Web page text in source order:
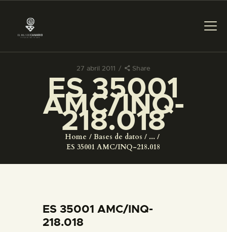
27 abril 2011 Share
ES 35001
AMC/INQ-
218.018
Home Bases de datos
...
ES 35001 AMC/INQ-218.018
PREPARAR LA VISITA
ACTIVIDADES
COLECCIONES
ES 35001 AMC/INQ-
218.018